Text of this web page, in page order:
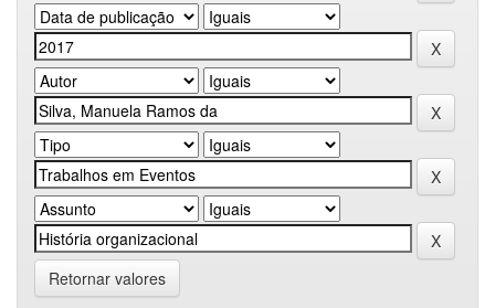
Retornar valores